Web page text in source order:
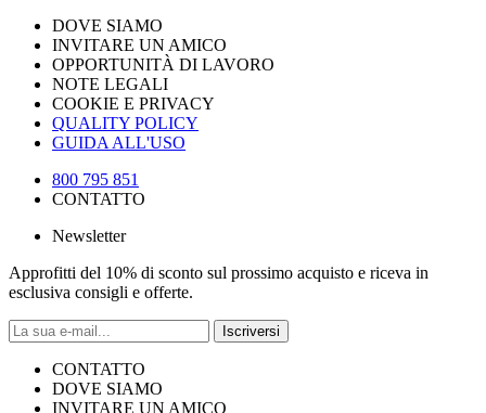
DOVE SIAMO
INVITARE UN AMICO
OPPORTUNITÀ DI LAVORO
NOTE LEGALI
COOKIE E PRIVACY
QUALITY POLICY
GUIDA ALL'USO
800 795 851
CONTATTO
Newsletter
Approfitti del 10% di sconto sul prossimo acquisto e riceva in
esclusiva consigli e offerte.
Iscriversi
CONTATTO
DOVE SIAMO
INVITARE UN AMICO